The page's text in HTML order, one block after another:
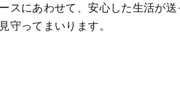
スにあわせて、安心した生活が送
守ってまいります。